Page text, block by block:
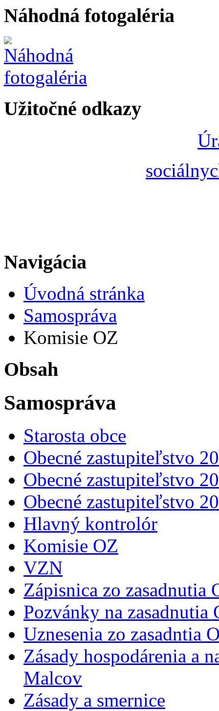
Náhodná fotogaléria
Užitočné odkazy
Navigácia
Úvodná stránka
Samospráva
Komisie OZ
Obsah
Samospráva
Starosta obce
Obecné zastupiteľstvo
Obecné zastupiteľstvo
Obecné zastupiteľstvo
Hlavný kontrolór
Komisie OZ
VZN
Zápisnica zo zasadnutia
Pozvánky na zasadnutia
Uznesenia zo zasadntia
Zásady hospodárenia a
Malcov
Zásady a smernice